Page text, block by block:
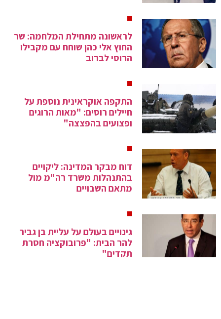
לראשונה מתחילת המלחמה: שר
החוץ אלי כהן שוחח עם מקבילו
הרוסי לברוב
התקפה אוקראינית נוספת על
חיילים רוסים: "מאות הרוגים
ופצועים בהפצצה"
דוח מבקר המדינה: ליקויים
בהתנהלות משרד רה"מ מול
מתאם השבויים
גינויים בעולם על עליית בן גביר
להר הבית: "פרובוקציה חסרת
תקדים"